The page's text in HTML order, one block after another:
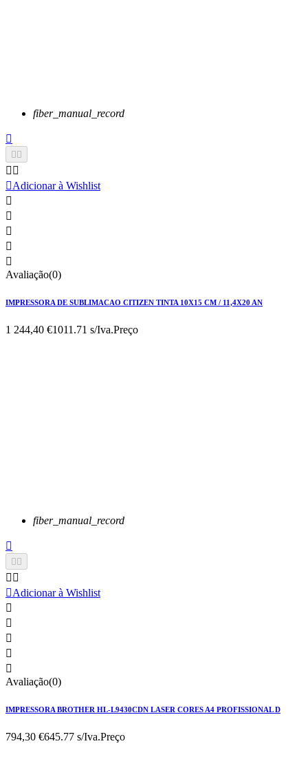
fiber_manual_record

 
 
Adicionar à Wishlist





Avaliação(0)
IMPRESSORA DE SUBLIMACAO CITIZEN TINTA 10X15 CM / 11,4X20 AN
1 244,40 €1011.71 s/Iva.Preço
fiber_manual_record

 
 
Adicionar à Wishlist





Avaliação(0)
IMPRESSORA BROTHER HL-L9430CDN LASER CORES A4 PROFISSIONAL D
794,30 €645.77 s/Iva.Preço